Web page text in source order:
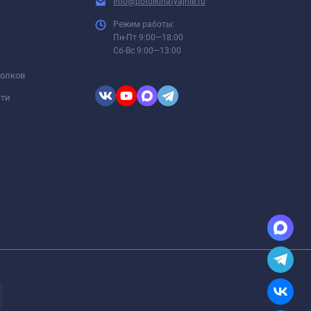
Режим работы:
Пн-Пт 9:00—18:00
Сб-Вс 9:00—13:00